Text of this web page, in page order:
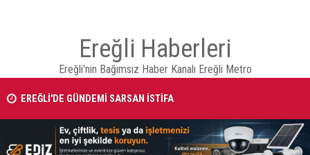
Ereğli Haberleri
Ereğli'nin Bağımsız Haber Kanalı Ereğli Metro
EREĞLİ'DE GÜNDEMİ SARSAN İSTİFA